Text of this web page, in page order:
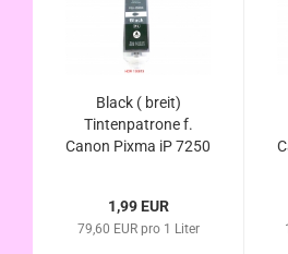
Black ( breit)
Tintenpatrone f.
Canon Pixma iP 7250
Chip u.
Füllstandsanzeige
1,99 EUR
79,60 EUR pro 1 Liter